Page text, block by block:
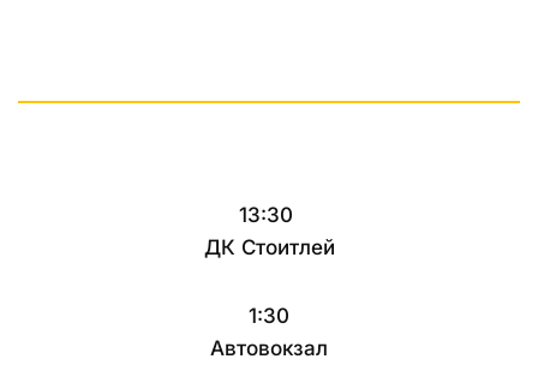
13:30
ДК Стоитлей
1:30
Автовокзал